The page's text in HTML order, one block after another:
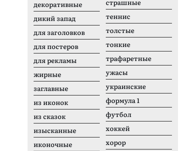
декоративные
дикий запад
для заголовков
для постеров
для рекламы
жирные
заглавные
из иконок
из сказок
изысканные
иконочные
страшные
теннис
толстые
тонкие
трафаретные
ужасы
украинские
формула 1
футбол
хоккей
хорор